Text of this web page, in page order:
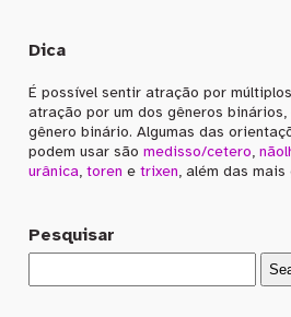
Dica
É possível sentir atração por
atração por um dos gêneros binários,
gênero binário. Algumas das
podem usar sãomedisso/cetero,
urânica,toren etrixen, além das mais
Pesquisar